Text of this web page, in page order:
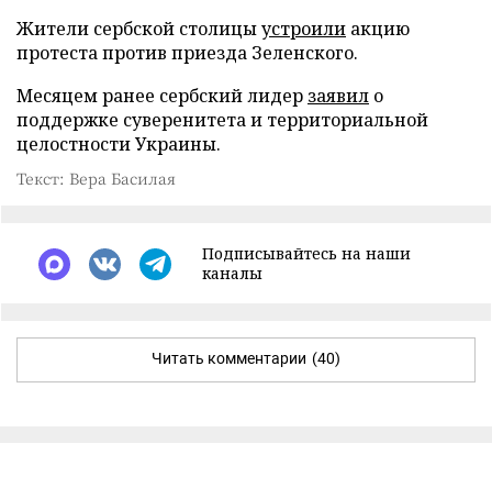
Жители сербской столицыустроили акцию
протеста против приезда Зеленского.
Месяцем ранее сербский лидер заявил о
поддержке суверенитета и территориальной
целостности Украины.
Текст: Вера Басилая
Подписывайтесь на наши
каналы
Читать комментарии (40)